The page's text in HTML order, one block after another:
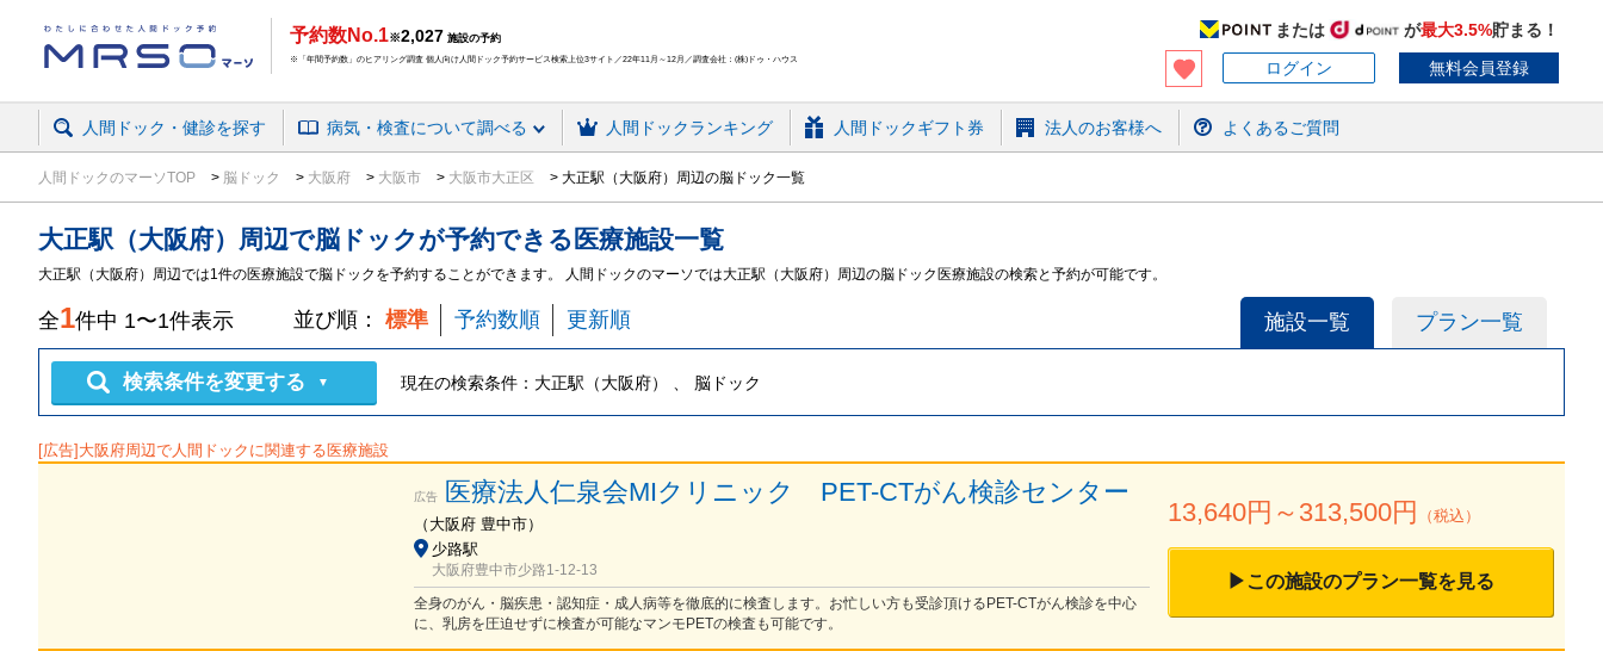
予約数No.1※2,027 施設の予約
※「年間予約数」のヒアリング調査 個人向け人間ドック予約サービス検索上位3サイト／22年11月～12月／調査会社：(株)ドゥ・ハウス
または が最大3.5%貯まる！
ログイン
無料会員登録
人間ドック・健診を探す 病気・検査について調べる 人間ドックランキング 人間ドックギフト券 法人のお客様へ よくあるご質問
人間ドックのマーソTOP 脳ドック 大阪府 大阪市 大阪市大正区 大正駅（大阪府）周辺の脳ドック一覧
大正駅（大阪府）周辺で脳ドックが予約できる 医療施設一覧
大正駅（大阪府）周辺では1件の医療施設で脳ドックを予約することができます。 人間ドックのマーソでは大正駅（大阪府）周辺の脳ドック医療施設の検索と予約が可能です。
施設一覧 プラン一覧
全1件中 1〜1件表示 並び順： 標準 予約数順 更新順
検索条件を変更する ▼ 現在の検索条件： 大正駅（大阪府） 、 脳ドック
[広告] 大阪府周辺で人間ドックに関連する医療施設
広告 医療法人仁泉会MIクリニック PET-CTがん検診センター
（ 大阪府 豊中市）
少路駅
大阪府豊中市少路1-12-13
全身のがん・脳疾患・認知症・成人病等を徹底的に検査します。お忙しい方も受診頂けるPET-CTがん検診を中心
に、乳房を圧迫せずに検査が可能なマンモPETの検査も可能です。
13,640円～ 313,500円 （税込）
▶この施設のプラン一覧を見る